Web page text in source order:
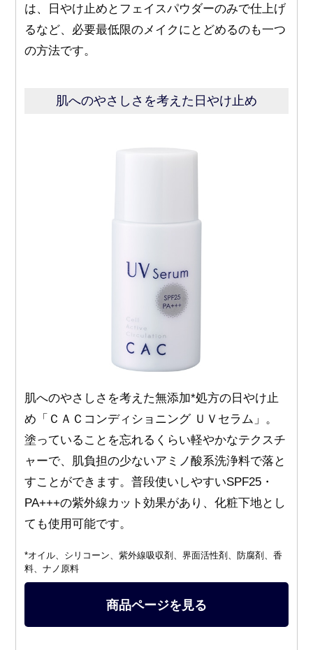
は、日やけ止めとフェイスパウダーのみで仕上げ
るなど、必要最低限のメイクにとどめるのも一つ
の方法です。
肌へのやさしさを考えた日やけ止め
肌へのやさしさを考えた無添加*処方の日やけ止
め「ＣＡＣコンディショニング ＵＶセラム」。
塗っていることを忘れるくらい軽やかなテクスチ
ャーで、肌負担の少ないアミノ酸系洗浄料で落と
すことができます。普段使いしやすいSPF25・
PA+++の紫外線カット効果があり、化粧下地とし
ても使用可能です。
*オイル、シリコーン、紫外線吸収剤、界面活性剤、防腐剤、香
料、ナノ原料
商品ページを見る